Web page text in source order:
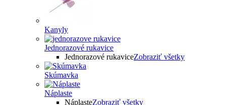
Kanyly
Jednorazové rukavice
Jednorazové rukaviceZobraziť všetky
Skúmavka
Náplaste
NáplasteZobraziť všetky